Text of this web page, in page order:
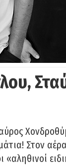
Στον